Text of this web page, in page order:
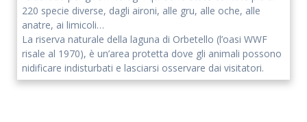
220 specie diverse, dagli aironi, alle gru, alle oche, alle
anatre, ai limicoli…
La riserva naturale della laguna di Orbetello (l’oasi WWF
risale al 1970), è un’area protetta dove gli animali possono
nidificare indisturbati e lasciarsi osservare dai visitatori.